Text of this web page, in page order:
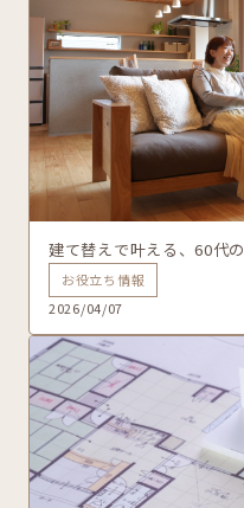
建て替えで叶える、60代
お役立ち情報
2026/04/07